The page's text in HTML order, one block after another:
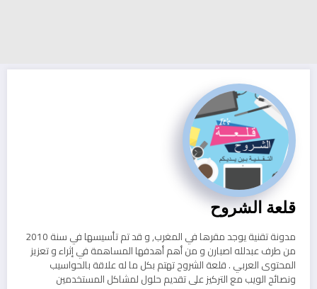
قلعة الشروح
مدونة تقنية يوجد مقرها في المغرب, و قد تم تأسيسها في سنة 2010
من طرف عبدلله اصبارن و من أهم أهدفها المساهمة في إثراء و تعزيز
المحتوى العربي . قلعة الشروح تهتم بكل ما له علاقة بالحواسيب
ونصائح الويب مع التركيز على تقديم حلول لمشاكل المستخدمين